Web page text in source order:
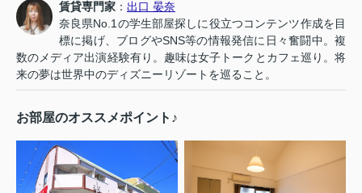
賃貸専門家 ：出口 晏奈
奈良県No.1の学生部屋探しに役立つコンテンツ作成を目
標に掲げ、ブログやSNS等の情報発信に日々奮闘中。複
数のメディア出演経験有り。趣味は女子トークとカフェ巡り。将
来の夢は世界中のディズニーリゾートを巡ること。
お部屋のオススメポイント♪